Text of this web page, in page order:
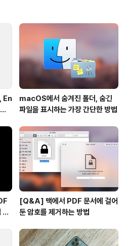
있는 송신기의 역할
탈옥 툴과 어플리케
TV 사용자들이 이번
종용하고 있습니다.
요^^아래는 ..
En
macOS에서 숨겨진 폴더, 숨긴
파일을 표시하는 가장 간단한 방법
변
[Q&A] 맥에서 PDF 문서에 걸어
둔 암호를 제거하는 방법